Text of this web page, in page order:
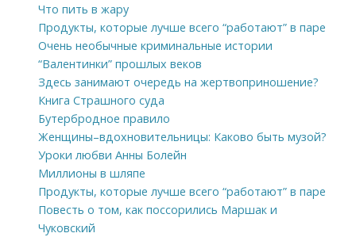
Что пить в жару
Продукты, которые лучше всего “работают” в паре
Очень необычные криминальные истории
“Валентинки” прошлых веков
Здесь занимают очередь на жертвоприношение?
Книга Страшного суда
Бутербродное правило
Женщины–вдохновительницы: Каково быть музой?
Уроки любви Анны Болейн
Миллионы в шляпе
Продукты, которые лучше всего “работают” в паре
Повесть о том, как поссорились Маршак и
Чуковский